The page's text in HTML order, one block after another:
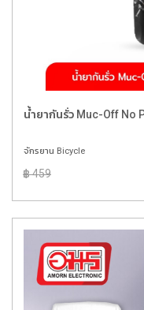
น้ำยากันรั่ว Muc-Off No
จักรยาน Bicycle
฿ 459